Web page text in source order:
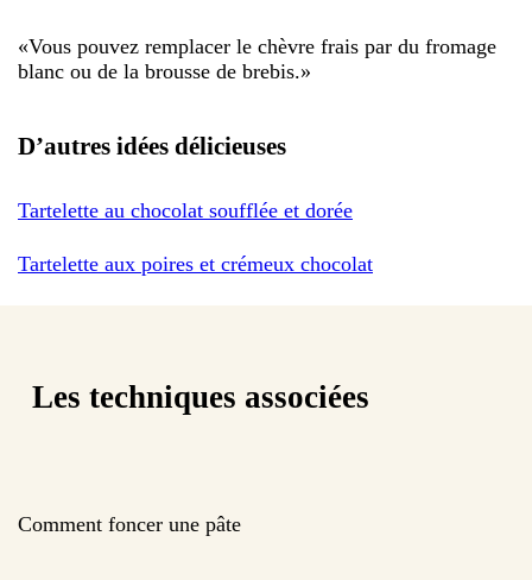
«Vous pouvez remplacer le chèvre frais par du fromage
blanc ou de la brousse de brebis.»
D’autres idées délicieuses
Tartelette au chocolat soufflée et dorée
Tartelette aux poires et crémeux chocolat
Les techniques associées
Comment foncer une pâte